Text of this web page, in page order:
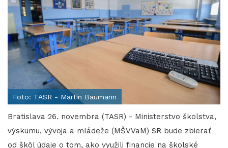
Foto: TASR - Martin Baumann
Bratislava 26. novembra (TASR) - Ministerstvo školstva,
výskumu, vývoja a mládeže (MŠVVaM) SR bude zbierať
od škôl údaje o tom, ako využili financie na školské